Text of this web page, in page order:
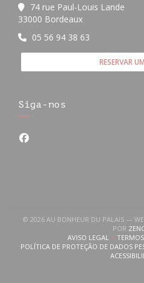
74 rue Paul-Louis Lande
33000 Bordeaux((abre numa
05 56 94 38 63
RESERVAR
Siga-nos
Facebook ((abre numa
© 2026 AU BONHEUR DU PALAIS —
POR
AVISO LEGAL((ABRE NUMA
POLÍTICA DE PROTEÇÃO DE DADOS
((ABRE NUMA